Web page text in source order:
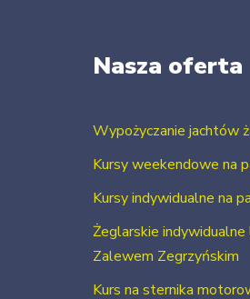
Nasza oferta
Wypożyczanie jachtów
Kursy weekendowe na
Kursy indywidualne na
Żeglarskie
Zalewem Zegrzyńskim
Kurs na sternika